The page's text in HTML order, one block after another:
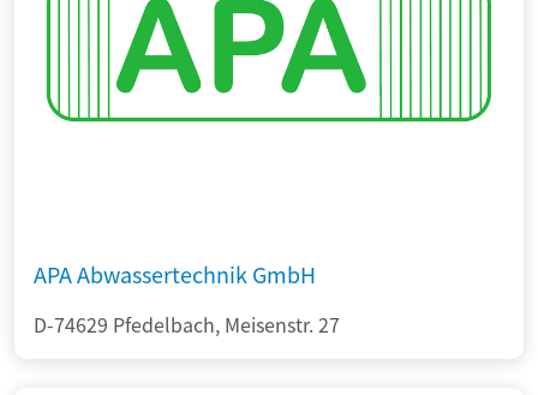
APA Abwassertechnik GmbH
D-74629 Pfedelbach, Meisenstr. 27